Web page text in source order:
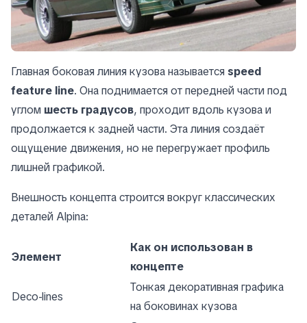
Главная боковая линия кузова называется speed
feature line. Она поднимается от передней части под
углом шесть градусов, проходит вдоль кузова и
продолжается к задней части. Эта линия создаёт
ощущение движения, но не перегружает профиль
лишней графикой.
Внешность концепта строится вокруг классических
деталей Alpina:
Элемент
Как он использован в
концепте
Deco-lines
Тонкая декоративная графика
на боковинах кузова